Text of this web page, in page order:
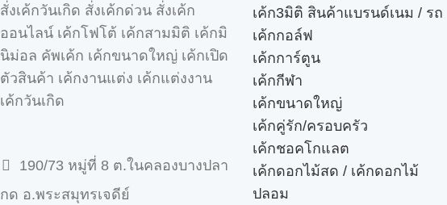
สั่งเค้กวันเกิด สั่งเค้กด่วน สั่งเค้ก
ออนไลน์ เค้กโฟโต้ เค้กสามมิติ เค้กมิ
นิม่อล คัพเค้ก เค้กขนาดใหญ่ เค้กเปิด
ตัวสินค้า เค้กงานแต่ง เค้กแต่งงาน
เค้กวันเกิด
190/73 หมู่ที่ 8 ต.ในคลองบางปลา
กด อ.พระสมุทรเจดีย์
เค้ก3มิติ สินค้าแบรนด์เนม / รถ
เค้กกอล์ฟ
เค้กการ์ตูน
เค้กกีฬา
เค้กขนาดใหญ่
เค้กคู่รัก/ครอบครัว
เค้กชอคโกแลต
เค้กดอกไม้สด / เค้กดอกไม้
ปลอม